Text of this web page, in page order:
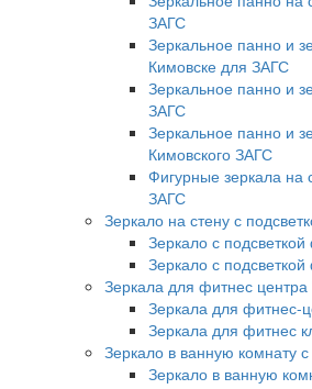
ЗАГС
Зеркальное панно и
Кимовске для ЗАГС
Зеркальное панно и
ЗАГС
Зеркальное панно и
Кимовского ЗАГС
Фигурные зеркала на
ЗАГС
Зеркало на стену с
Зеркало с подсветкой
Зеркало с
Зеркала для фитнес центра
Зеркала для фитнес-
Зеркала для фитнес
Зеркало в ванную комнату с
Зеркало в ванную